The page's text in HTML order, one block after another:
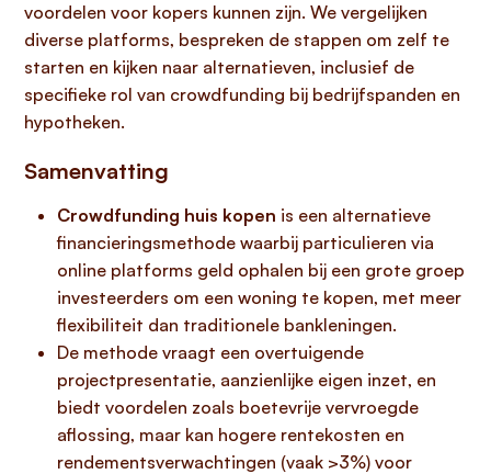
voordelen voor kopers kunnen zijn. We vergelijken
diverse platforms, bespreken de stappen om zelf te
starten en kijken naar alternatieven, inclusief de
specifieke rol van crowdfunding bij bedrijfspanden en
hypotheken.
Samenvatting
Crowdfunding huis kopen is een alternatieve
financieringsmethode waarbij particulieren via
online platforms geld ophalen bij een grote groep
investeerders om een woning te kopen, met meer
flexibiliteit dan traditionele bankleningen.
De methode vraagt een overtuigende
projectpresentatie, aanzienlijke eigen inzet, en
biedt voordelen zoals boetevrije vervroegde
aflossing, maar kan hogere rentekosten en
rendementsverwachtingen (vaak >3%) voor